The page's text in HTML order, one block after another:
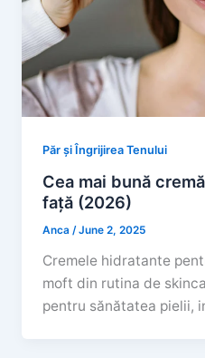
Păr și Îngrijirea Tenului
Cea mai bună
față (2026)
Anca/June 2, 2025
Cremele hidratante
moft din rutina de
pentru sănătatea pielii,